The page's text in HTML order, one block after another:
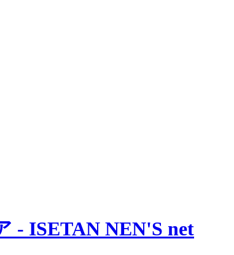
- ISETAN NEN'S net